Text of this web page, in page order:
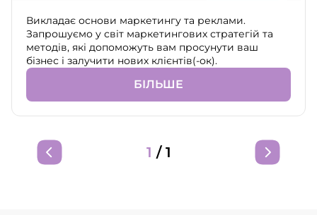
Викладає основи маркетингу та реклами.
Запрошуємо у світ маркетингових стратегій та
методів, які допоможуть вам просунути ваш
бізнес і залучити нових клієнтів(-ок).
БІЛЬШЕ
1 / 1